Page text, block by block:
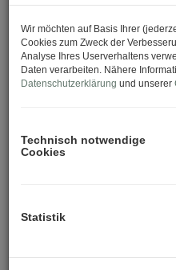
Haus
Wir möchten auf Basis Ihrer
Cookies zum Zweck der
Analyse Ihres Userverhaltens
Daten verarbeiten. Nähere
Datenschutzerklärung und unserer
Technisch notwendige
Cookies
Statistik